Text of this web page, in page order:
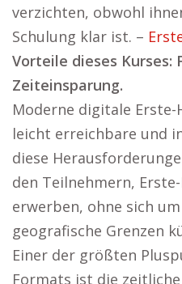
verzichten, obwohl
Schulung klar ist. –
Vorteile dieses Kurses:
Zeiteinsparung.
Moderne digitale
leicht erreichbare und
diese
den Teilnehmern,
erwerben, ohne sich
geografische Grenzen
Einer der größten
Formats ist die